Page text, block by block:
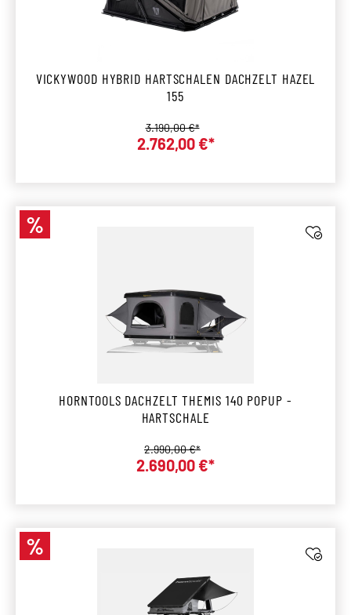
VICKYWOOD HYBRID HARTSCHALEN DACHZELT HAZEL
155
Verkaufspreis:
2.762,00 €*
Regulärer Preis:
3.190,00 €*
Rabatt
%
HORNTOOLS DACHZELT THEMIS 140 POPUP -
HARTSCHALE
Verkaufspreis:
2.690,00 €*
Regulärer Preis:
2.990,00 €*
Rabatt
%